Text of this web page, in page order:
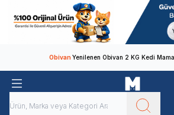
ObivanYenilenen Obivan 2 KG Kedi